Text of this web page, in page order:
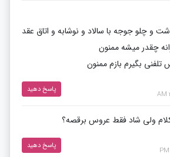
و چلو جوجه با سالاد و نوشابه و اتاق عقد
بگیرم بازم ممنون
پاسخ دهید
ولی شاد فقط عروس برقصه؟
پاسخ دهید